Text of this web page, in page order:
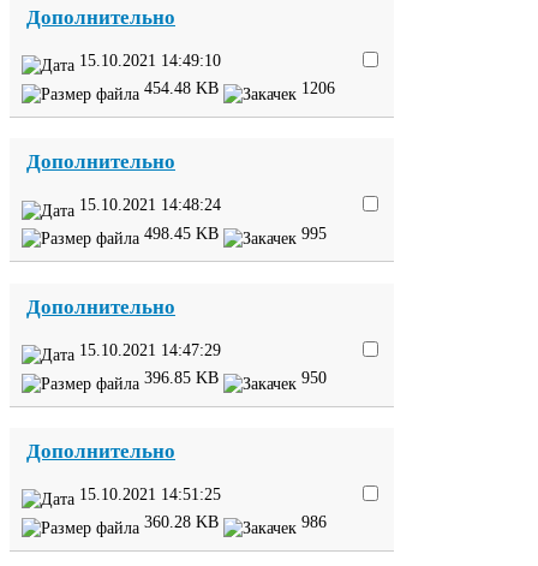
Дополнительно
15 10 2021 14:49:10
454.48 KB 1206
Дополнительно
15.10.2021 14:48:24
498 45 KB 995
Дополнительно
15 10 2021 14:47:29
396 85 KB 950
Дополнительно
15 10 2021 14:51:25
360.28 KB 986